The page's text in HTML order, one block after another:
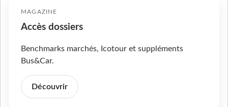
MAGAZINE
Accès dossiers
Benchmarks marchés, Icotour et suppléments
Bus&Car.
Découvrir